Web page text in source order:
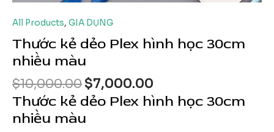
All Products, GIA DỤNG
Thước kẻ dẻo Plex hình học 30cm
nhiều màu
$10,000.00Giá
gốc
là:
$10,000.00.
$7,000.00
hiện
tại
Thước kẻ dẻo Plex hình học 30cm
nhiều màu